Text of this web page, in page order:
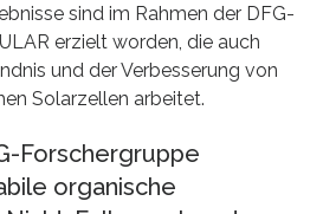
sind im Rahmen der DFG-
erzielt worden, die auch
und der Verbesserung von
Solarzellen arbeitet.
Forschergruppe
organische